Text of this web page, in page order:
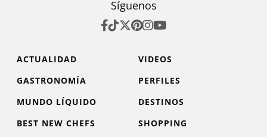
Síguenos
ACTUALIDAD
VIDEOS
GASTRONOMÍA
PERFILES
MUNDO LÍQUIDO
DESTINOS
BEST NEW CHEFS
SHOPPING